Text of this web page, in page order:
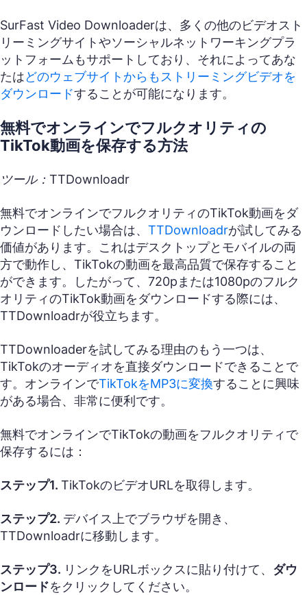
SurFast Video Downloaderは、多くの他のビデオスト
リーミングサイトやソーシャルネットワーキングプラ
ットフォームもサポートしており、それによってあな
たはどのウェブサイトからもストリーミングビデオを
ダウンロードすることが可能になります。
無料でオンラインでフルクオリティの
TikTok動画を保存する方法
ツール：TTDownloadr
無料でオンラインでフルクオリティのTikTok動画をダ
ウンロードしたい場合は、 TTDownloadrが試してみる
価値があります。これはデスクトップとモバイルの両
方で動作し、TikTokの動画を最高品質で保存すること
ができます。したがって、720pまたは1080pのフルク
オリティのTikTok動画をダウンロードする際には、
TTDownloadrが役立ちます。
TTDownloaderを試してみる理由のもう一つは、
TikTokのオーディオを直接ダウンロードできることで
す。オンラインでTikTokをMP3に変換することに興味
がある場合、非常に便利です。
無料でオンラインでTikTokの動画をフルクオリティで
保存するには：
ステップ1. TikTokのビデオURLを取得します。
ステップ2. デバイス上でブラウザを開き、
TTDownloadrに移動します。
ステップ3. リンクをURLボックスに貼り付けて、 ダウ
ンロードをクリックしてください。